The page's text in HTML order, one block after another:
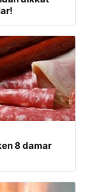
8 damar